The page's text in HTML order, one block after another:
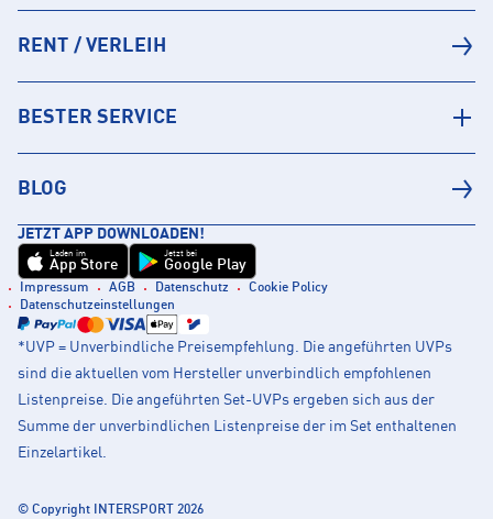
RENT / VERLEIH
BESTER SERVICE
BLOG
JETZT APP DOWNLOADEN!
Laden im
App Store
Jetzt bei
Google Play
Impressum AGB Datenschutz
Cookie Policy
Datenschutzeinstellungen
*UVP = Unverbindliche Preisempfehlung. Die angeführten UVPs
sind die aktuellen vom Hersteller unverbindlich empfohlenen
Listenpreise. Die angeführten Set-UVPs ergeben sich aus der
Summe der unverbindlichen Listenpreise der im Set enthaltenen
Einzelartikel.
© Copyright INTERSPORT 2026